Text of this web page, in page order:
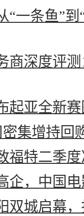
“一条鱼”
商深度评
起亚全新
集增持回
福特二季
企，中国
双城启幕